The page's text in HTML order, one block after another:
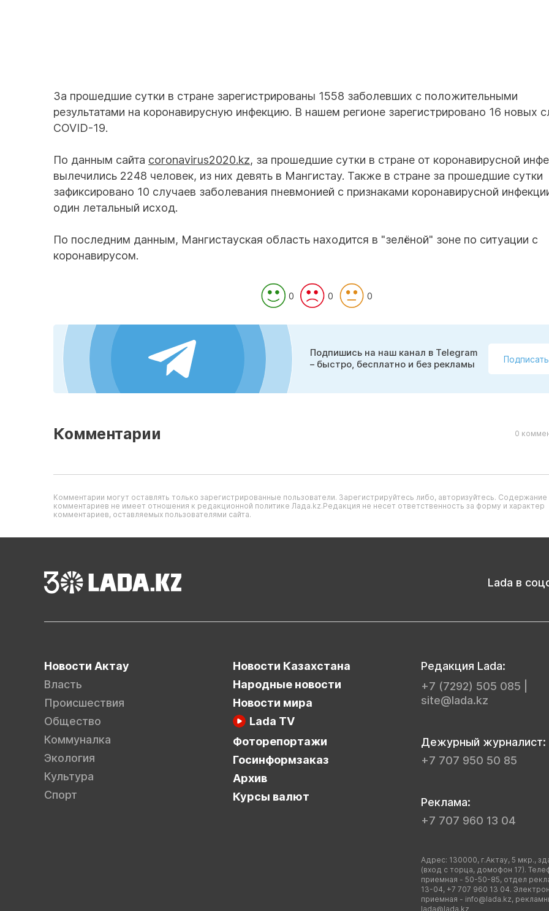
За прошедшие сутки в стране зарегистрированы 1558 заболевших с положительными
результатами на коронавирусную инфекцию. В нашем регионе зарегистрировано 16 новых
COVID-19.
По данным сайта coronavirus2020.kz, за прошедшие сутки в стране от коронавирусной
вылечились 2248 человек, из них девять в Мангистау. Также в стране за прошедшие сутки
зафиксировано 10 случаев заболевания пневмонией с признаками коронавирусной
один летальный исход.
По последним данным, Мангистауская область находится в "зелёной" зоне по ситуации с
коронавирусом.
0 0 0
Подпишись на наш канал в Telegram
– быстро, бесплатно и без рекламы
Комментарии 0
Комментарии могут оставлять только зарегистрированные пользователи. Зарегистрируйтесь либо, авторизуйтесь. Содержание
комментариев не имеет отношения к редакционной политике Лада.kz.Редакция не несет ответственность за форму и характер
комментариев, оставляемых пользователями сайта.
Lada в
Новости Актау
Власть
Происшествия
Общество
Коммуналка
Экология
Культура
Спорт
Новости Казахстана
Народные новости
Новости мира
Lada TV
Фоторепортажи
Госинформзаказ
Архив
Курсы валют
Редакция Lada:
+7 (7292) 505 085
site@lada.kz
Дежурный журналист:
+7 707 950 50 85
Реклама:
+7 707 960 13 04
Адрес: 130000, г.Актау, 5 мкр.,
(вход с торца, домофон 17).
приемная - 50-50-85, отдел
13-04, +7 707 960 13 04.
приемная - info@lada.kz,
lada@lada.kz